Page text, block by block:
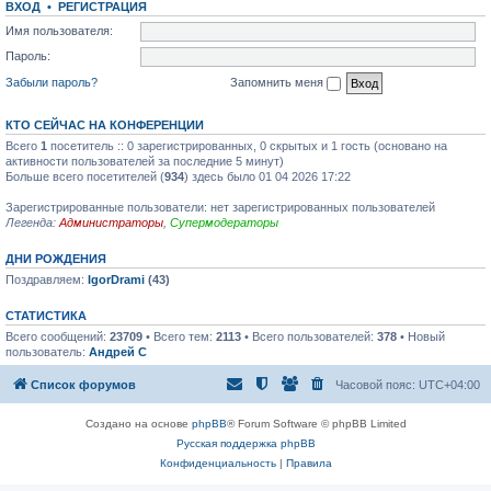
щ
е
и
д
н
м
щ
н
и
ю
т
к
н
е
м
у
с
о
б
н
и
ю
ВХОД • РЕГИСТРАЦИЯ
Имя пользователя:
Пароль:
Забыли пароль?
Запомнить меня
КТО СЕЙЧАС НА КОНФЕРЕНЦИИ
Всего 1 посетитель :: 0 зарегистрированных, 0 скрытых и 1 гость (основано на
активности пользователей за последние 5 минут)
Больше всего посетителей (934) здесь было 01 04 2026 17:22
Зарегистрированные пользователи: нет зарегистрированных пользователей
Легенда: Администраторы Супермодераторы
ДНИ РОЖДЕНИЯ
Поздравляем: IgorDrami (43)
СТАТИСТИКА
Всего сообщений: 23709 • Всего тем: 2113 • Всего пользователей: 378 • Новый
пользователь: Андрей С
Список форумов Часовой пояс: UTC+04:00
Создано на основе phpBB® Forum Software © phpBB Limited
Русская поддержка phpBB
Конфиденциальность| Правила